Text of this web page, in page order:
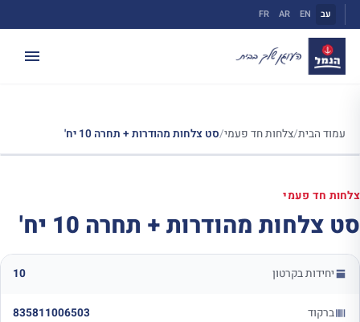
לתוכן
עב EN
AR
FR
עמוד הבית/צלחות חד פעמי/סט צלחות מהודרות + תחרה 10 יח'
צלחות חד פעמי
סט צלחות מהודרות + תחרה 10 יח'
יחידות בקרטון 10
ברקוד 835811006503